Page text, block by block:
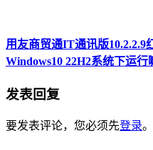
用友商贸通IT通讯版10.2.2.9
Windows10 22H2系统下运行
发表回复
要发表评论，您必须先登录。